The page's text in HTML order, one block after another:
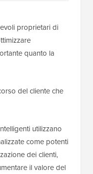
proprietari di
quanto la
del cliente che
utilizzano
come potenti
dei clienti,
il valore del